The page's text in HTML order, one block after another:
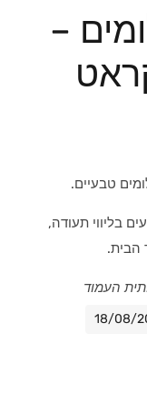
–
בליווי תעודה,
הבית.
העמוד